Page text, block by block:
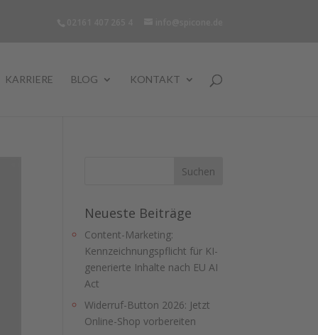
KARRIERE BLOG KONTAKT
Neueste Beiträge
Content-Marketing:
Kennzeichnungspflicht für KI-
generierte Inhalte nach EU AI
Act
Widerruf-Button 2026: Jetzt
Online-Shop vorbereiten